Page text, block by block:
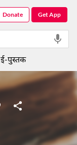
Get App
Donate
ई-पुस्तक